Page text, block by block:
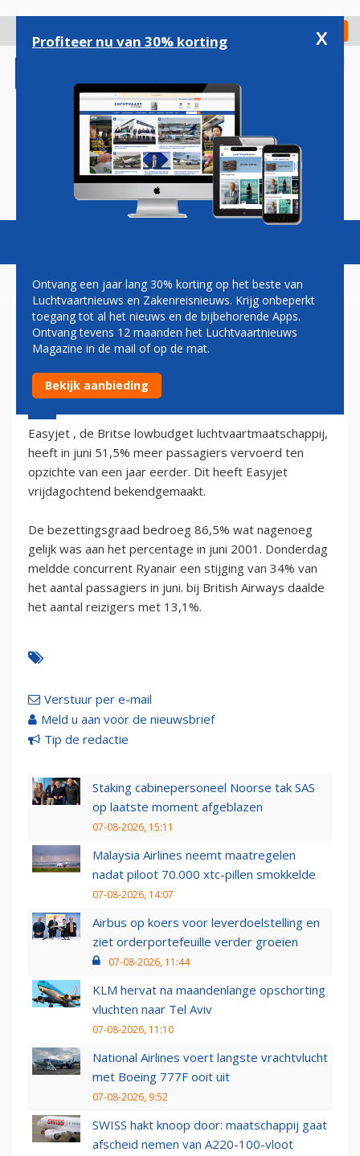
gaan
Check in
Magazine Podcasts Vacatures
JUNI-VERVOER EASYJET
STIJGT MET 51,5%
5 juli 2002 - 2:00
Easyjet , de Britse lowbudget luchtvaartmaatschappij,
heeft in juni 51,5% meer passagiers vervoerd ten
opzichte van een jaar eerder. Dit heeft Easyjet
vrijdagochtend bekendgemaakt.
De bezettingsgraad bedroeg 86,5% wat nagenoeg
gelijk was aan het percentage in juni 2001. Donderdag
meldde concurrent Ryanair een stijging van 34% van
het aantal passagiers in juni. bij British Airways daalde
het aantal reizigers met 13,1%.
Verstuur per e-mail
Meld u aan voor de nieuwsbrief
Tip de redactie
Staking cabinepersoneel Noorse tak SAS
op laatste moment afgeblazen
07-08-2026, 15:11
Malaysia Airlines neemt maatregelen
nadat piloot 70.000 xtc-pillen smokkelde
07-08-2026, 14:07
Airbus op koers voor leverdoelstelling en
ziet orderportefeuille verder groeien
07-08-2026, 11:44
KLM hervat na maandenlange opschorting
vluchten naar Tel Aviv
07-08-2026, 11:10
National Airlines voert langste vrachtvlucht
met Boeing 777F ooit uit
07-08-2026, 9:52
SWISS hakt knoop door: maatschappij gaat
afscheid nemen van A220-100-vloot
Profiteer nu van 30% korting x
Ontvang een jaar lang 30% korting op het beste van
Luchtvaartnieuws en Zakenreisnieuws. Krijg onbeperkt
toegang tot al het nieuws en de bijbehorende Apps.
Ontvang tevens 12 maanden het Luchtvaartnieuws
Magazine in de mail of op de mat.
Bekijk aanbieding